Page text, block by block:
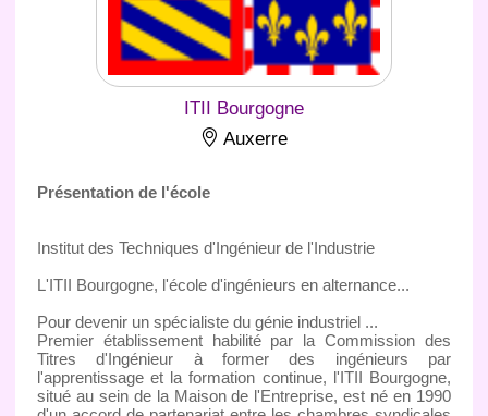
ITII Bourgogne
Auxerre
Présentation de l'école
Institut des Techniques d'Ingénieur de l'Industrie
L'ITII Bourgogne, l'école d'ingénieurs en alternance...
Pour devenir un spécialiste du génie industriel ...
Premier établissement habilité par la Commission des
Titres d'Ingénieur à former des ingénieurs par
l'apprentissage et la formation continue, l'ITII Bourgogne,
situé au sein de la Maison de l'Entreprise, est né en 1990